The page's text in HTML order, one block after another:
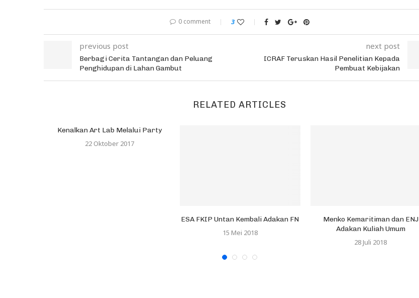
0 comment 3
previous post
Berbagi Cerita Tantangan dan Peluang
Penghidupan di Lahan Gambut
next post
ICRAF Teruskan Hasil Penelitian Kepada
Pembuat Kebijakan
RELATED ARTICLES
Kenalkan Art Lab Melalui Party
22 Oktober 2017
ESA FKIP Untan Kembali Adakan FN
15 Mei 2018
Menko Kemaritiman dan ENJ
Adakan Kuliah Umum
28 Juli 2018